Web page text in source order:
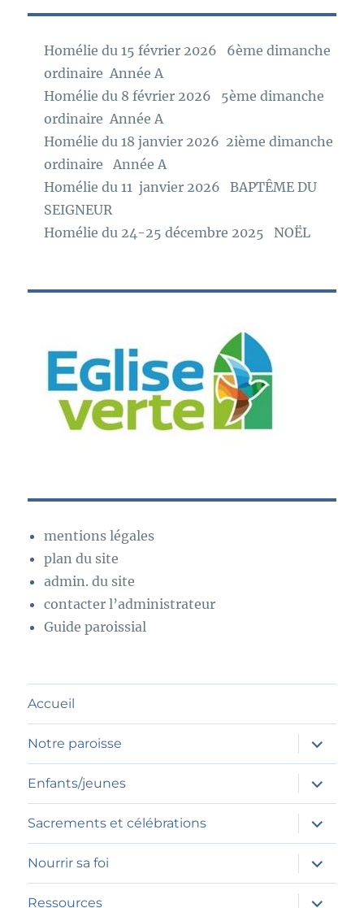
Homélie du 15 février 2026 6ème dimanche
ordinaire Année A
Homélie du 8 février 2026 5ème dimanche
ordinaire Année A
Homélie du 18 janvier 2026 2ième dimanche
ordinaire Année A
Homélie du 11 janvier 2026 BAPTÊME DU
SEIGNEUR
Homélie du 24-25 décembre 2025 NOËL
mentions légales
plan du site
admin. du site
contacter l’administrateur
Guide paroissial
Accueil
Notre paroisse
ouvrir
le
sous-
menu
Enfants/jeunes
ouvrir
le
sous-
menu
Sacrements et célébrations
ouvrir
le
sous-
menu
Nourrir sa foi
ouvrir
le
sous-
menu
Ressources
ouvrir